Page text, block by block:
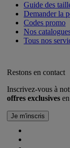
Guide des
Demander la
Codes promo
Nos
Tous nos
Restons en contact
Inscrivez-vous à
offres exclusives